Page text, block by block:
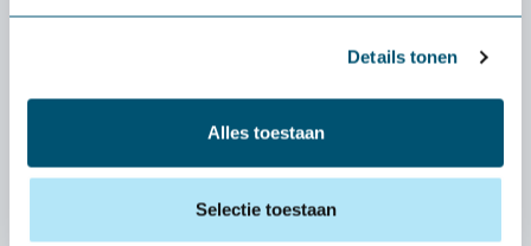
Details tonen
Alles toestaan
Selectie toestaan
Découvrez si un produit
vous convient vraiment :
l'essaigratuitde
Health2Work